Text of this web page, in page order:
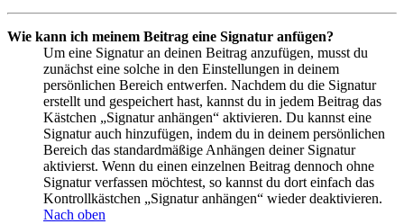
Wie kann ich meinem Beitrag eine Signatur anfügen?
Um eine Signatur an deinen Beitrag anzufügen, musst du
zunächst eine solche in den Einstellungen in deinem
persönlichen Bereich entwerfen. Nachdem du die Signatur
erstellt und gespeichert hast, kannst du in jedem Beitrag das
Kästchen „Signatur anhängen“ aktivieren. Du kannst eine
Signatur auch hinzufügen, indem du in deinem persönlichen
Bereich das standardmäßige Anhängen deiner Signatur
aktivierst. Wenn du einen einzelnen Beitrag dennoch ohne
Signatur verfassen möchtest, so kannst du dort einfach das
Kontrollkästchen „Signatur anhängen“ wieder deaktivieren.
Nach oben